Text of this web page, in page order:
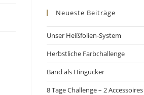
Neueste Beiträge
Unser Heißfolien-System
Herbstliche Farbchallenge
Band als Hingucker
8 Tage Challenge – 2 Accessoires